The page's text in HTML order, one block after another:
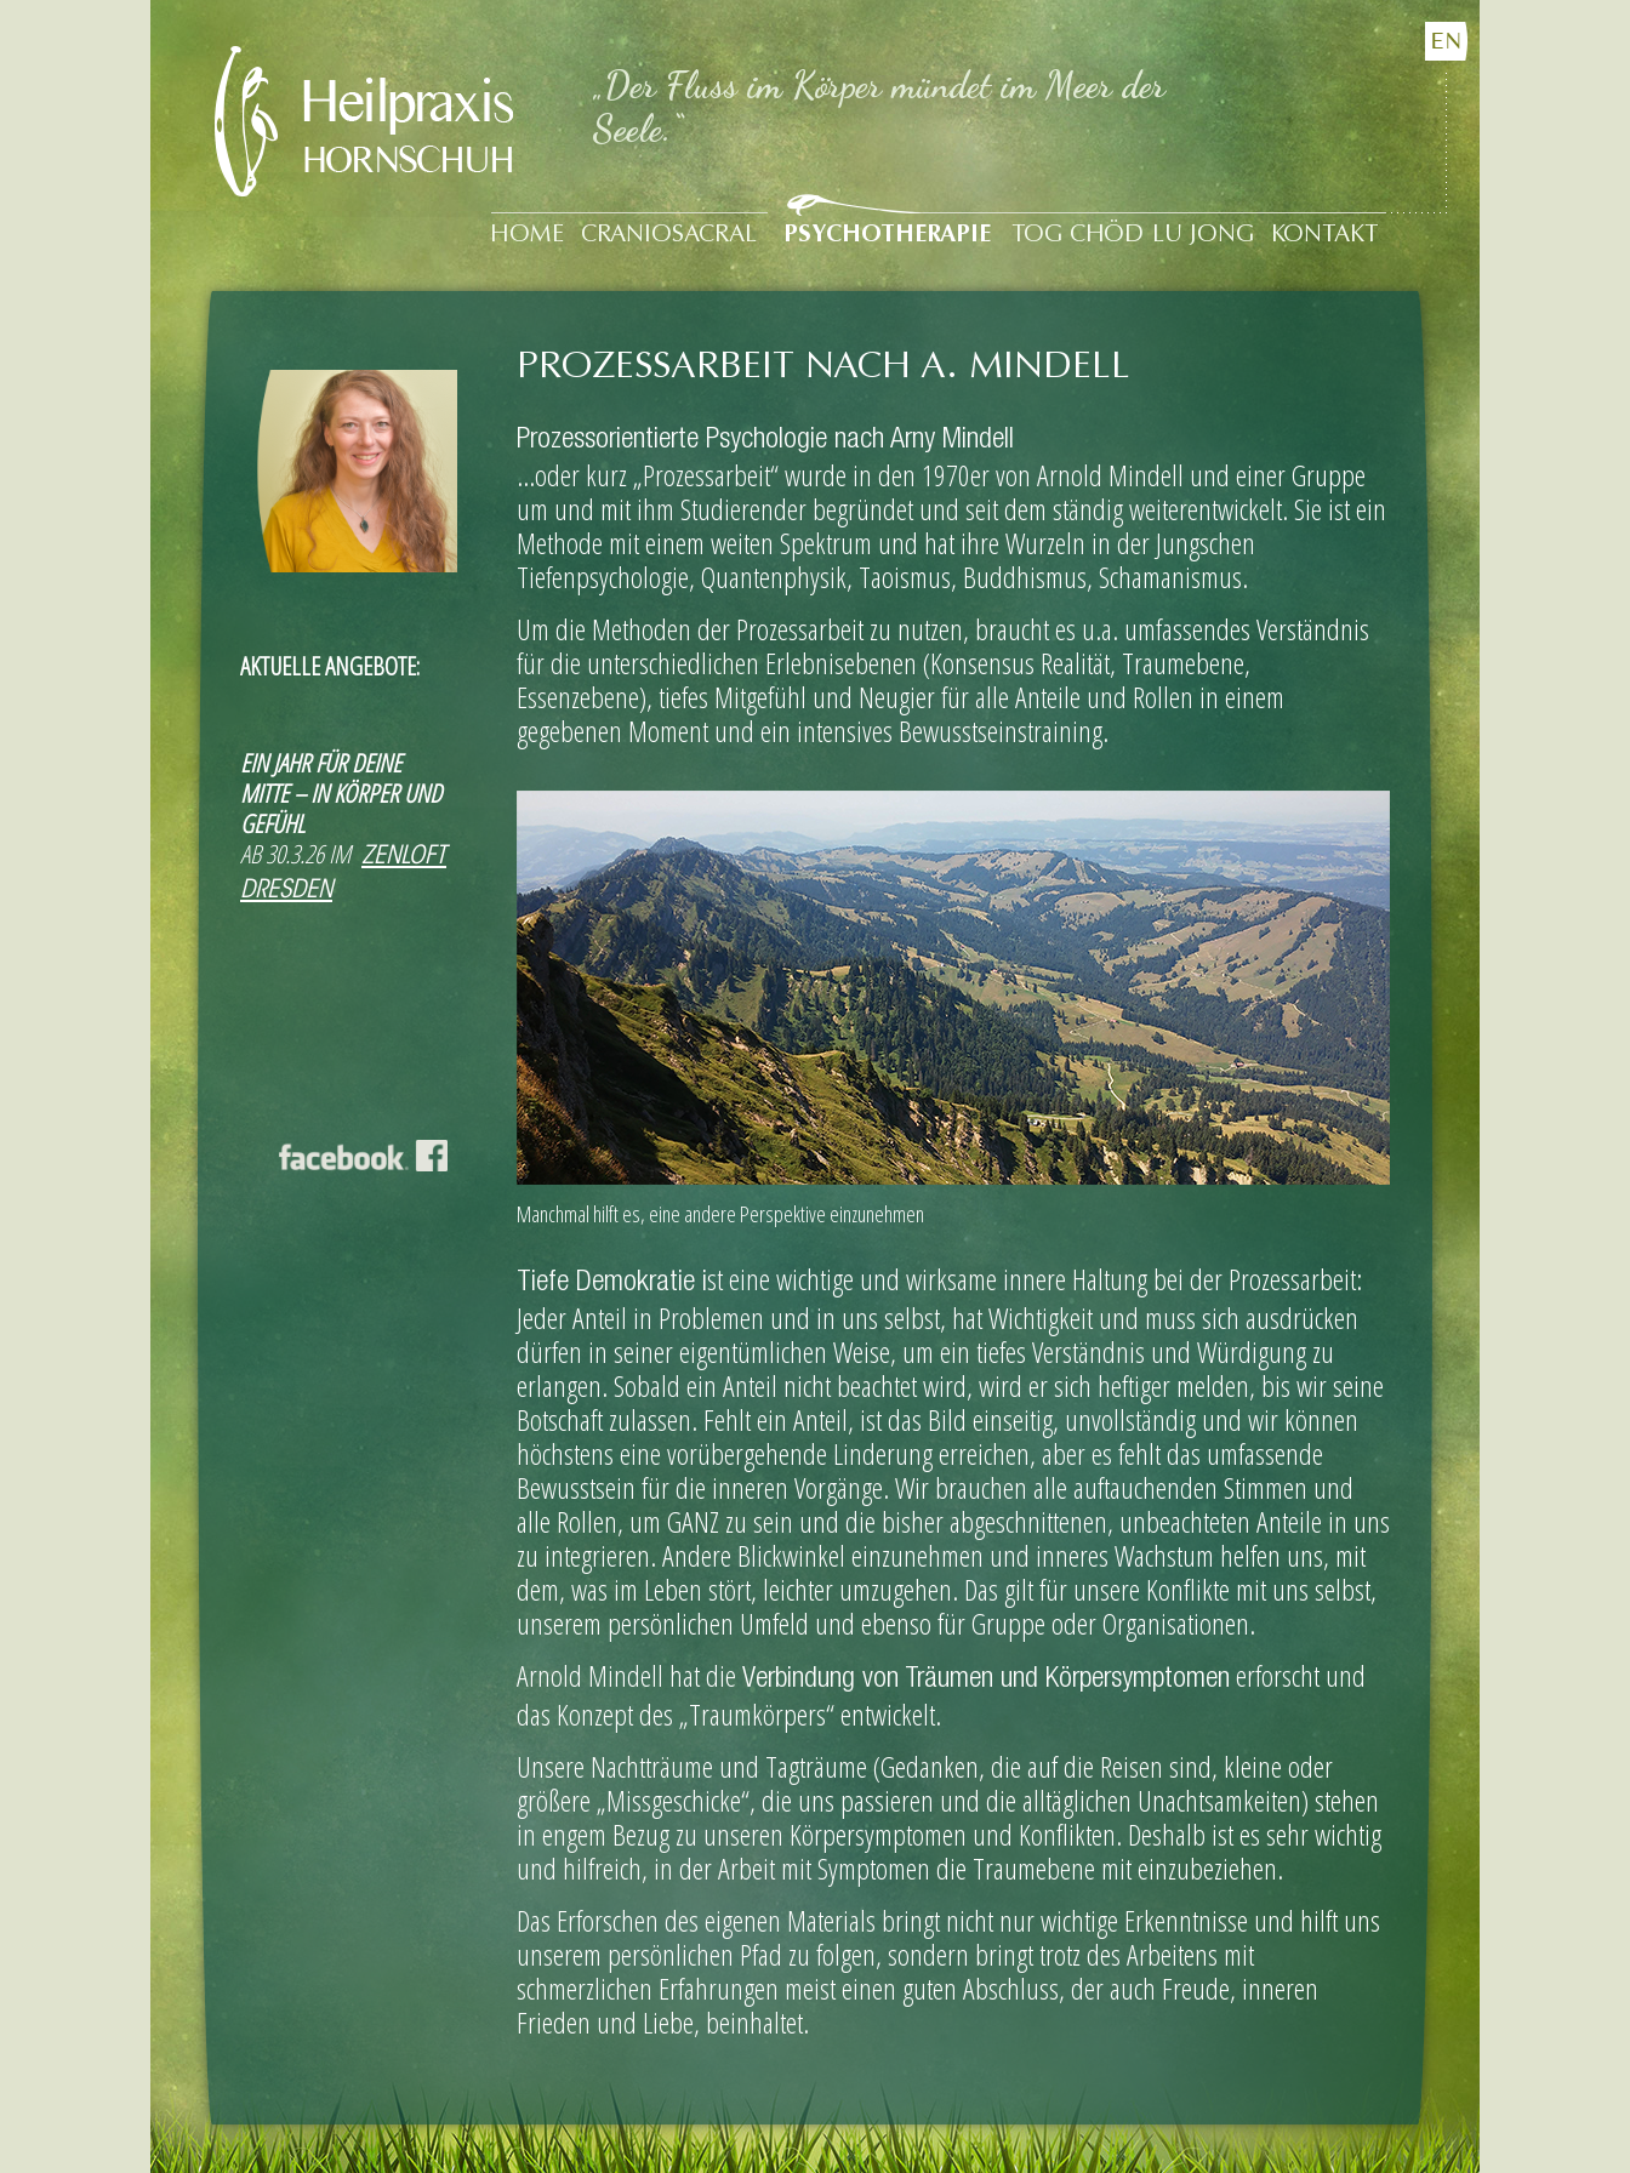
Heilpraxis Hornschuh
EN
„Der Fluss im Körper mündet im Meer der
Seele.“
HOME CRANIOSACRAL PSYCHOTHERAPIE TOG CHÖD LU JONG KONTAKT
PROZESSARBEIT NACH A. MINDELL
Prozessorientierte Psychologie nach Arny Mindell
…oder kurz „Prozessarbeit“ wurde in den 1970er von Arnold Mindell und einer Gruppe
um und mit ihm Studierender begründet und seit dem ständig weiterentwickelt. Sie ist ein
Methode mit einem weiten Spektrum und hat ihre Wurzeln in der Jungschen
Tiefenpsychologie, Quantenphysik, Taoismus, Buddhismus, Schamanismus.
Um die Methoden der Prozessarbeit zu nutzen, braucht es u.a. umfassendes Verständnis
für die unterschiedlichen Erlebnisebenen (Konsensus Realität, Traumebene,
Essenzebene), tiefes Mitgefühl und Neugier für alle Anteile und Rollen in einem
gegebenen Moment und ein intensives Bewusstseinstraining.
Manchmal hilft es, eine andere Perspektive einzunehmen
Tiefe Demokratie ist eine wichtige und wirksame innere Haltung bei der Prozessarbeit:
Jeder Anteil in Problemen und in uns selbst, hat Wichtigkeit und muss sich ausdrücken
dürfen in seiner eigentümlichen Weise, um ein tiefes Verständnis und Würdigung zu
erlangen. Sobald ein Anteil nicht beachtet wird, wird er sich heftiger melden, bis wir seine
Botschaft zulassen. Fehlt ein Anteil, ist das Bild einseitig, unvollständig und wir können
höchstens eine vorübergehende Linderung erreichen, aber es fehlt das umfassende
Bewusstsein für die inneren Vorgänge. Wir brauchen alle auftauchenden Stimmen und
alle Rollen, um GANZ zu sein und die bisher abgeschnittenen, unbeachteten Anteile in uns
zu integrieren. Andere Blickwinkel einzunehmen und inneres Wachstum helfen uns, mit
dem, was im Leben stört, leichter umzugehen. Das gilt für unsere Konflikte mit uns selbst,
unserem persönlichen Umfeld und ebenso für Gruppe oder Organisationen.
Arnold Mindell hat die Verbindung von Träumen und Körpersymptomen erforscht und
das Konzept des „Traumkörpers“ entwickelt.
Unsere Nachtträume und Tagträume (Gedanken, die auf die Reisen sind, kleine oder
größere „Missgeschicke“, die uns passieren und die alltäglichen Unachtsamkeiten) stehen
in engem Bezug zu unseren Körpersymptomen und Konflikten. Deshalb ist es sehr wichtig
und hilfreich, in der Arbeit mit Symptomen die Traumebene mit einzubeziehen.
Das Erforschen des eigenen Materials bringt nicht nur wichtige Erkenntnisse und hilft uns
unserem persönlichen Pfad zu folgen, sondern bringt trotz des Arbeitens mit
schmerzlichen Erfahrungen meist einen guten Abschluss, der auch Freude, inneren
Frieden und Liebe, beinhaltet.
AKTUELLE ANGEBOTE:
EIN JAHR FÜR DEINE
MITTE – IN KÖRPER UND
GEFÜHL
AB 30.3.26 IM ZENLOFT
DRESDEN